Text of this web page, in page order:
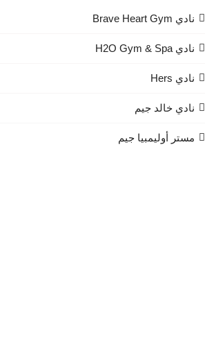
نادي Brave Heart Gym
نادي H2O Gym & Spa
نادي Hers
نادي خالد جيم
مستر أوليمبيا جيم